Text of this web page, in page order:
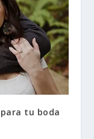
tu boda